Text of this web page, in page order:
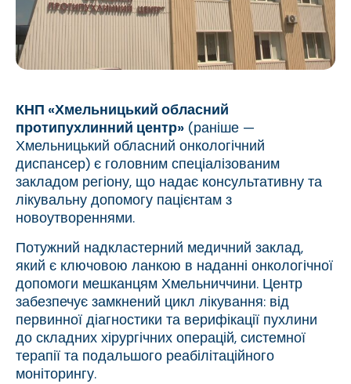
КНП «Хмельницький обласний
протипухлинний центр» (раніше —
Хмельницький обласний онкологічний
диспансер) є головним спеціалізованим
закладом регіону, що надає консультативну та
лікувальну допомогу пацієнтам з
новоутвореннями.
Потужний надкластерний медичний заклад,
який є ключовою ланкою в наданні онкологічної
допомоги мешканцям Хмельниччини. Центр
забезпечує замкнений цикл лікування: від
первинної діагностики та верифікації пухлини
до складних хірургічних операцій, системної
терапії та подальшого реабілітаційного
моніторингу.